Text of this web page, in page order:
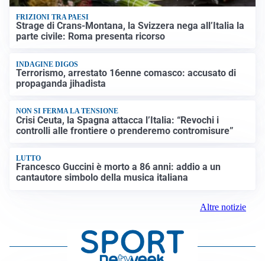
FRIZIONI TRA PAESI
Strage di Crans-Montana, la Svizzera nega all’Italia la
parte civile: Roma presenta ricorso
INDAGINE DIGOS
Terrorismo, arrestato 16enne comasco: accusato di
propaganda jihadista
NON SI FERMA LA TENSIONE
Crisi Ceuta, la Spagna attacca l’Italia: “Revochi i
controlli alle frontiere o prenderemo contromisure”
LUTTO
Francesco Guccini è morto a 86 anni: addio a un
cantautore simbolo della musica italiana
Altre notizie